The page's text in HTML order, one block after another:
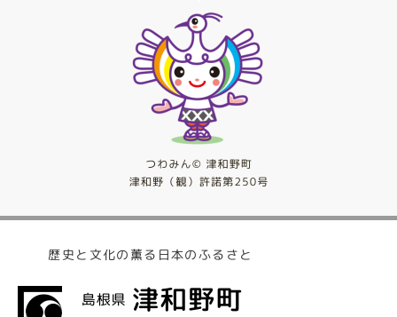
歴史と文化の薫る日本のふるさと